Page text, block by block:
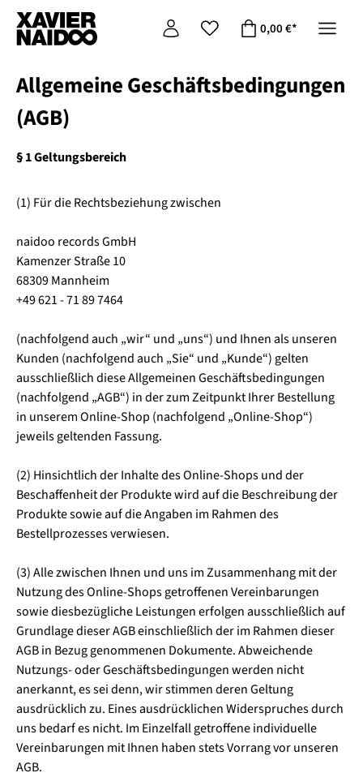
Zum Hauptinhalt springen
0,00 €*
Allgemeine Geschäftsbedingungen
(AGB)
§ 1 Geltungsbereich
(1) Für die Rechtsbeziehung zwischen
naidoo records GmbH
Kamenzer Straße 10
68309 Mannheim
+49 621 - 71 89 7464
(nachfolgend auch „wir“ und „uns“) und Ihnen als unseren
Kunden (nachfolgend auch „Sie“ und „Kunde“) gelten
ausschließlich diese Allgemeinen Geschäftsbedingungen
(nachfolgend „AGB“) in der zum Zeitpunkt Ihrer Bestellung
in unserem Online-Shop (nachfolgend „Online-Shop“)
jeweils geltenden Fassung.
(2) Hinsichtlich der Inhalte des Online-Shops und der
Beschaffenheit der Produkte wird auf die Beschreibung der
Produkte sowie auf die Angaben im Rahmen des
Bestellprozesses verwiesen.
(3) Alle zwischen Ihnen und uns im Zusammenhang mit der
Nutzung des Online-Shops getroffenen Vereinbarungen
sowie diesbezügliche Leistungen erfolgen ausschließlich auf
Grundlage dieser AGB einschließlich der im Rahmen dieser
AGB in Bezug genommenen Dokumente. Abweichende
Nutzungs- oder Geschäftsbedingungen werden nicht
anerkannt, es sei denn, wir stimmen deren Geltung
ausdrücklich zu. Eines ausdrücklichen Widerspruches durch
uns bedarf es nicht. Im Einzelfall getroffene individuelle
Vereinbarungen mit Ihnen haben stets Vorrang vor unseren
AGB.